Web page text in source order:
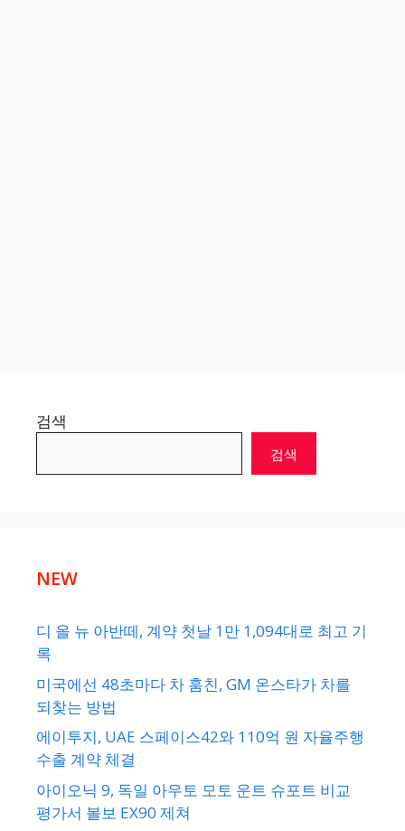
검색
검색
NEW
디 올 뉴 아반떼, 계약 첫날 1만 1,094대로 최고 기
록
미국에선 48초마다 차 훔친, GM 온스타가 차를
되찾는 방법
에이투지, UAE 스페이스42와 110억 원 자율주행
수출 계약 체결
아이오닉 9, 독일 아우토 모토 운트 슈포트 비교
평가서 볼보 EX90 제쳐